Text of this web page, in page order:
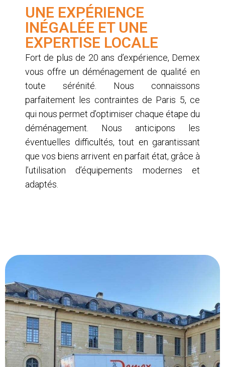
UNE EXPÉRIENCE
INÉGALÉE ET UNE
EXPERTISE LOCALE
Fort de plus de 20 ans d’expérience, Demex
vous offre un déménagement de qualité en
toute sérénité. Nous connaissons
parfaitement les contraintes de Paris 5, ce
qui nous permet d’optimiser chaque étape du
déménagement. Nous anticipons les
éventuelles difficultés, tout en garantissant
que vos biens arrivent en parfait état, grâce à
l’utilisation d’équipements modernes et
adaptés.